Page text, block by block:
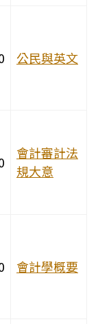
公民與英文
會計審計法
規大意
會計學概要